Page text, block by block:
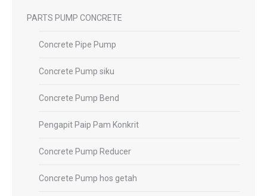
PARTS PUMP CONCRETE
Concrete Pipe Pump
Concrete Pump siku
Concrete Pump Bend
Pengapit Paip Pam Konkrit
Concrete Pump Reducer
Concrete Pump hos getah